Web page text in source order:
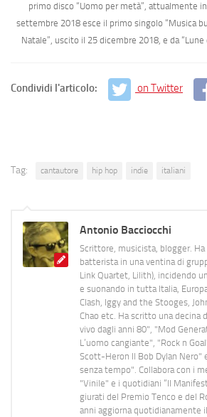
primo disco “Uomo per metà”, attualmente
settembre 2018 esce il primo singolo “Musica
Natale”, uscito il 25 dicembre 2018, e da
Condividi l'articolo: on Twitter
Tag: cantautore hip hop indie italiani
Antonio Bacciocchi
Scrittore, musicista, blogger.
batterista in una ventina di
Link Quartet, Lilith), incidendo
e suonando in tutta Italia,
Clash, Iggy and the Stooges,
Chao etc. Ha scritto una decina
vivo dagli anni 80", "Mod
L’uomo cangiante", "Rock n
Scott-Heron Il Bob Dylan Nero"
senza tempo". Collabora con i
"Vinile" e i quotidiani “Il
giurati del Premio Tenco e del
anni aggiorna quotidianamente